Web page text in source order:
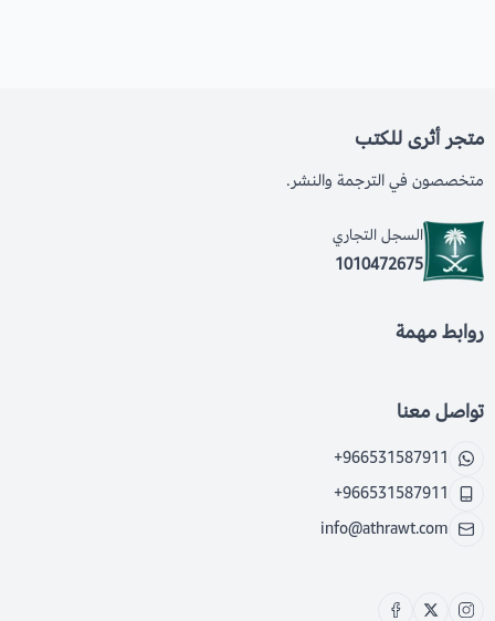
متجر أثرى للكتب
متخصصون في الترجمة والنشر.
السجل التجاري
1010472675
روابط مهمة
تواصل معنا
+966531587911
+966531587911
info@athrawt.com